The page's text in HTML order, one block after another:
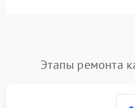
Этапы ремонта